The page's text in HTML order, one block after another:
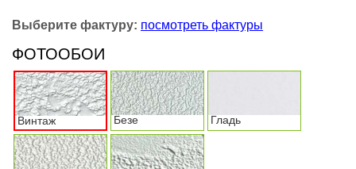
Выберите фактуру: посмотреть фактуры
ФОТООБОИ
Винтаж Безе Гладь